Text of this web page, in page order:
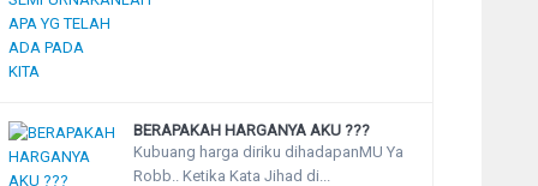
BERAPAKAH HARGANYA AKU ???
Kubuang harga diriku dihadapanMU Ya
Robb.. Ketika Kata Jihad di...